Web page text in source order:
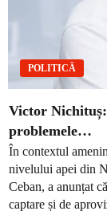
POLITICĂ
Victor
problemele…
În contextul
nivelului apei din
Ceban, a anunțat
captare și de